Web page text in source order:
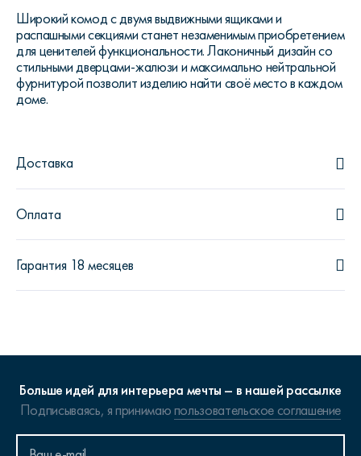
Широкий комод с двумя выдвижными ящиками и
распашными секциями станет незаменимым приобретением
для ценителей функциональности. Лаконичный дизайн со
стильными дверцами-жалюзи и максимально нейтральной
фурнитурой позволит изделию найти своё место в каждом
доме.
Доставка
Оплата
Гарантия 18 месяцев
Больше идей для интерьера мечты – в нашей рассылке
Подписываясь, я принимаюпользовательское соглашение